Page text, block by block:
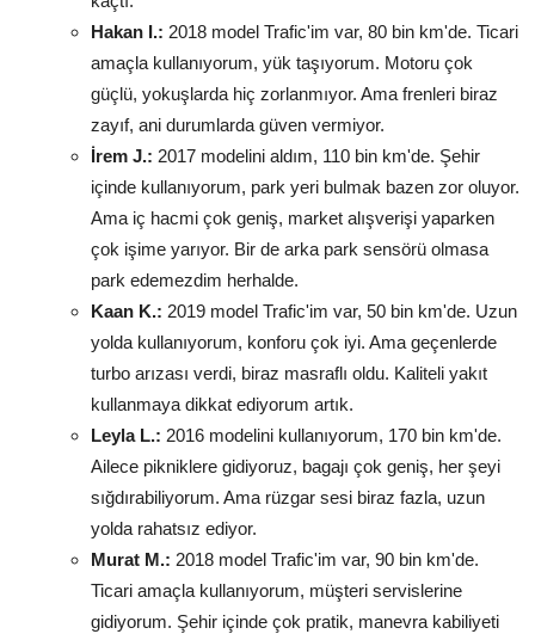
Hakan I.: 2018 model Trafic'im var, 80 bin km'de. Ticari
amaçla kullanıyorum, yük taşıyorum. Motoru çok
güçlü, yokuşlarda hiç zorlanmıyor. Ama frenleri biraz
zayıf, ani durumlarda güven vermiyor.
İrem J.: 2017 modelini aldım, 110 bin km'de. Şehir
içinde kullanıyorum, park yeri bulmak bazen zor oluyor.
Ama iç hacmi çok geniş, market alışverişi yaparken
çok işime yarıyor. Bir de arka park sensörü olmasa
park edemezdim herhalde.
Kaan K.: 2019 model Trafic'im var, 50 bin km'de. Uzun
yolda kullanıyorum, konforu çok iyi. Ama geçenlerde
turbo arızası verdi, biraz masraflı oldu. Kaliteli yakıt
kullanmaya dikkat ediyorum artık.
Leyla L.: 2016 modelini kullanıyorum, 170 bin km'de.
Ailece pikniklere gidiyoruz, bagajı çok geniş, her şeyi
sığdırabiliyorum. Ama rüzgar sesi biraz fazla, uzun
yolda rahatsız ediyor.
Murat M.: 2018 model Trafic'im var, 90 bin km'de.
Ticari amaçla kullanıyorum, müşteri servislerine
gidiyorum. Şehir içinde çok pratik, manevra kabiliyeti